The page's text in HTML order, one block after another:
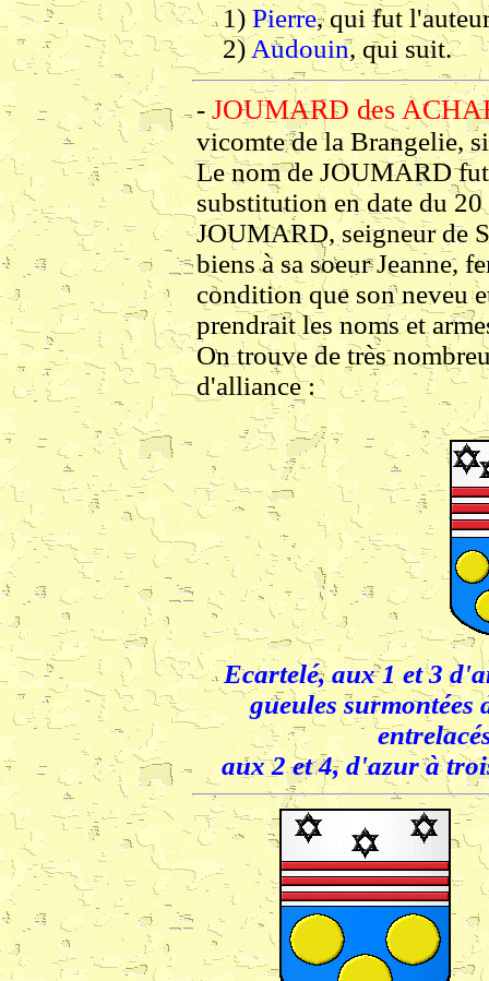
1) Pierre, qui fut
2) Audouin, qui suit.
- JOUMARD des
vicomte de la Brangelie,
Le nom de JOUMARD
substitution en date du
JOUMARD, seigneur de
biens à sa soeur Jeanne,
condition que son
prendrait les noms et
On trouve de très
d'alliance :
Ecartelé, aux 1 et 3
gueules surmontées
aux 2 et 4, d'azur à